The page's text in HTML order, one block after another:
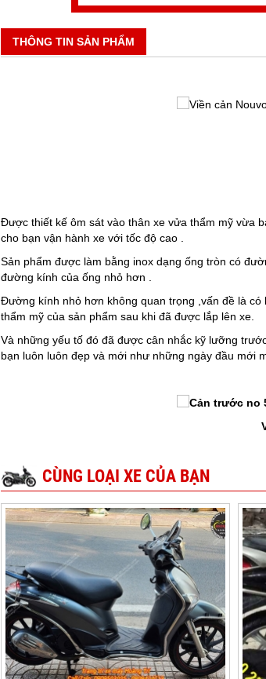
THÔNG TIN SẢN PHẨM
Được thiết kế ôm sát vào thân xe vửa thẩm mỹ vừa
cho bạn vận hành xe với tốc độ cao .
Sản phẩm được làm bằng inox dạng ống tròn có
đường kính của ống nhỏ hơn .
Đường kính nhỏ hơn không quan trọng ,vấn đề là
thẩm mỹ của sản phẩm sau khi đã được lắp lên xe.
Và những yếu tố đó đã được cân nhắc kỹ lưỡng
bạn luôn luôn đẹp và mới như những ngày đầu mới
CÙNG LOẠI XE CỦA BẠN